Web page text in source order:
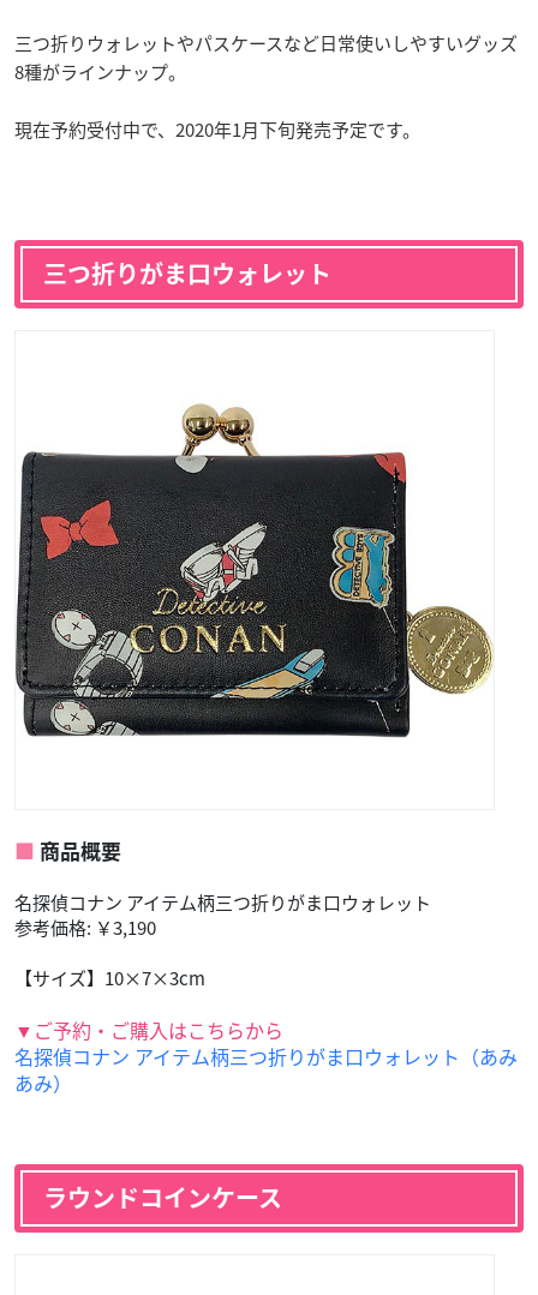
三つ折りウォレットやパスケースなど日常使いしやすいグッズ
8種がラインナップ。
現在予約受付中で、2020年1月下旬発売予定です。
三つ折りがま口ウォレット
商品概要
名探偵コナン アイテム柄三つ折りがま口ウォレット
参考価格: ￥3,190
【サイズ】10×7×3cm
▼ご予約・ご購入はこちらから
名探偵コナン アイテム柄三つ折りがま口ウォレット（あみ
あみ）
ラウンドコインケース